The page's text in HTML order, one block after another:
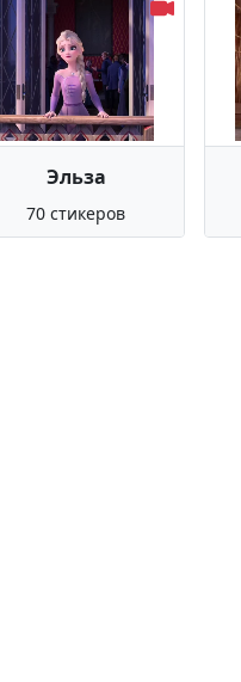
Эльза
70 стикеров